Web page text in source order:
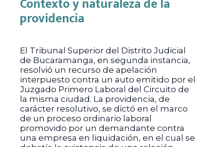
providencia
El Tribunal Superior del Distrito Judicial
de Bucaramanga, en segunda instancia,
resolvió un recurso de apelación
interpuesto contra un auto emitido por el
Juzgado Primero Laboral del Circuito de
la misma ciudad. La providencia, de
carácter resolutivo, se dictó en el marco
de un proceso ordinario laboral
promovido por un demandante contra
una empresa en liquidación, en el cual se